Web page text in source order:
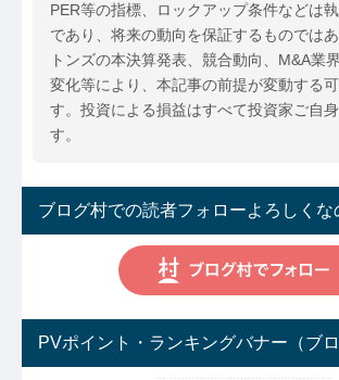
PER等の指標、ロックアップ条件などは
であり、将来の動向を保証するものでは
トンズの本決算発表、競合動向、M&A業
変化等により、本記事の前提が変動する
す。投資による損益はすべて投資家ご自
す。
ブログ村での読者フォローよろしくな
PVポイント・ランキングバナー（ブロ